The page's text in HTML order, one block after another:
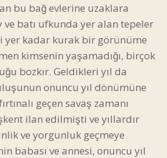
bu bağ evlerine uzaklara
ve batı ufkunda yer alan tepeler
yer kadar kurak bir görünüme
kimsenin yaşamadığı, birçok
bozkır. Geldikleri yıl da
onuncu yıl dönümüne
geçen savaş zamanı
ilan edilmişti ve yıllardır
ve yorgunluk geçmeye
babası ve annesi, onuncu yıl